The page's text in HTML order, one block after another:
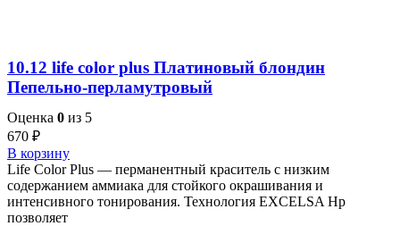
10.12 life color plus Платиновый блондин
Пепельно-перламутровый
Оценка 0 из 5
670 ₽
В корзину
Life Color Plus — перманентный краситель с низким
содержанием аммиака для стойкого окрашивания и
интенсивного тонирования. Технология EXCELSA Hp
позволяет